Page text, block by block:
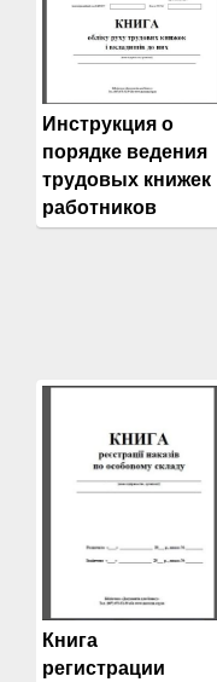
Инструкция о
порядке ведения
трудовых книжек
работников
Книга
регистрации